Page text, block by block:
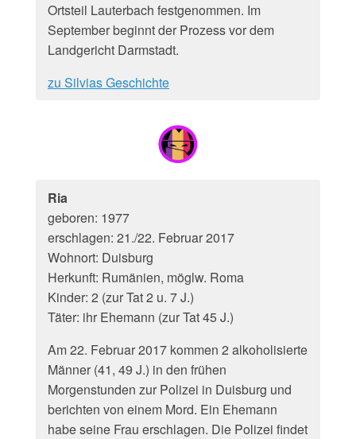
Ortsteil Lauterbach festgenommen. Im
September beginnt der Prozess vor dem
Landgericht Darmstadt.
zu Silvias Geschichte
Ria
geboren: 1977
erschlagen: 21./22. Februar 2017
Wohnort: Duisburg
Herkunft: Rumänien, möglw. Roma
Kinder: 2 (zur Tat 2 u. 7 J.)
Täter: ihr Ehemann (zur Tat 45 J.)
Am 22. Februar 2017 kommen 2 alkoholisierte
Männer (41, 49 J.) in den frühen
Morgenstunden zur Polizei in Duisburg und
berichten von einem Mord. Ein Ehemann
habe seine Frau erschlagen. Die Polizei findet